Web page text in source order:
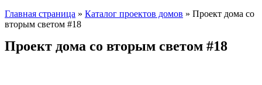
Главная страница » Каталог проектов домов » Проект дома со
вторым светом #18
Проект дома со вторым светом #18